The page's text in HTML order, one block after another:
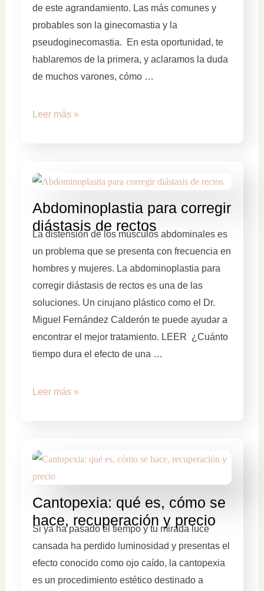
de este agrandamiento. Las más comunes y
probables son la ginecomastia y la
pseudoginecomastia. En esta oportunidad, te
hablaremos de la primera, y aclaramos la duda
de muchos varones, cómo …
Leer más »
Abdominoplastia para corregir
diástasis de rectos
La distensión de los músculos abdominales es
un problema que se presenta con frecuencia en
hombres y mujeres. La abdominoplastia para
corregir diástasis de rectos es una de las
soluciones. Un cirujano plástico como el Dr.
Miguel Fernández Calderón te puede ayudar a
encontrar el mejor tratamiento. LEER ¿Cuánto
tiempo dura el efecto de una …
Leer más »
Cantopexia: qué es, cómo se
hace, recuperación y precio
Si ya ha pasado el tiempo y tu mirada luce
cansada ha perdido luminosidad y presentas el
efecto conocido como ojo caído, la cantopexia
es un procedimiento estético destinado a